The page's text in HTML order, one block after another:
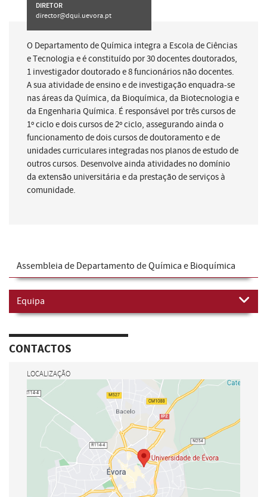
DIRETOR
director@dqui.uevora.pt
O Departamento de Química integra a Escola de Ciências
e Tecnologia e é constituído por 30 docentes doutorados,
1 investigador doutorado e 8 funcionários não docentes.
A sua atividade de ensino e de investigação enquadra-se
nas áreas da Química, da Bioquímica, da Biotecnologia e
da Engenharia Química. É responsável por três cursos de
1º ciclo e dois cursos de 2º ciclo, assegurando ainda o
funcionamento de dois cursos de doutoramento e de
unidades curriculares integradas nos planos de estudo de
outros cursos. Desenvolve ainda atividades no domínio
da extensão universitária e da prestação de serviços à
comunidade.
Assembleia de Departamento de Química e Bioquímica
Equipa
CONTACTOS
LOCALIZAÇÃO